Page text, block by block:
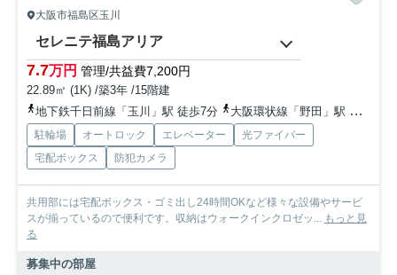
大阪市福島区玉川
セレニテ福島アリア
7.7万円 管理/共益費7,200円
22.89㎡ (1K) /築3年 /15階建
地下鉄千日前線「玉川」駅 徒歩7分
大阪環状線「野田」駅 徒歩9分
駐輪場 オートロック エレベーター
光ファイバー
宅配ボックス
防犯カメラ
共用部には宅配ボックス・ゴミ出し24時間OKなど様々な設備やサービ
スが揃っているので便利です。収納はウォークインクロゼッ...
もっと見
る
募集中の部屋